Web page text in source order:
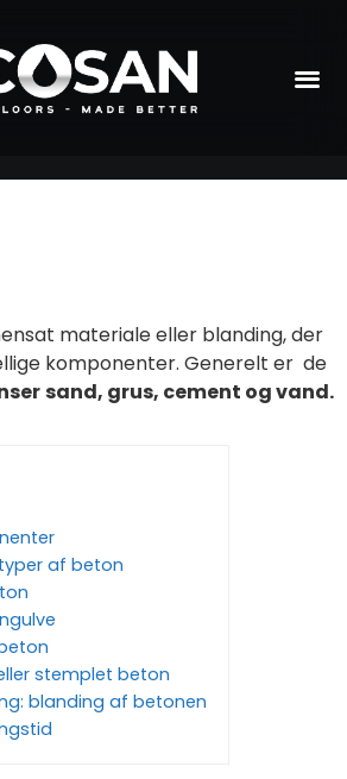
materiale eller blanding, der
komponenter. Generelt er de
sand, grus, cement og vand.
af beton
stemplet beton
blanding af betonen